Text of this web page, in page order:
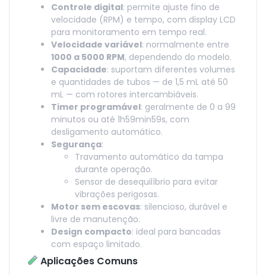
Controle digital: permite ajuste fino de
velocidade (RPM) e tempo, com display LCD
para monitoramento em tempo real.
Velocidade variável: normalmente entre
1000 a 5000 RPM, dependendo do modelo.
Capacidade: suportam diferentes volumes
e quantidades de tubos — de 1,5 mL até 50
mL — com rotores intercambiáveis.
Timer programável: geralmente de 0 a 99
minutos ou até 1h59min59s, com
desligamento automático.
Segurança:
Travamento automático da tampa
durante operação.
Sensor de desequilíbrio para evitar
vibrações perigosas.
Motor sem escovas: silencioso, durável e
livre de manutenção.
Design compacto: ideal para bancadas
com espaço limitado.
Aplicações Comuns